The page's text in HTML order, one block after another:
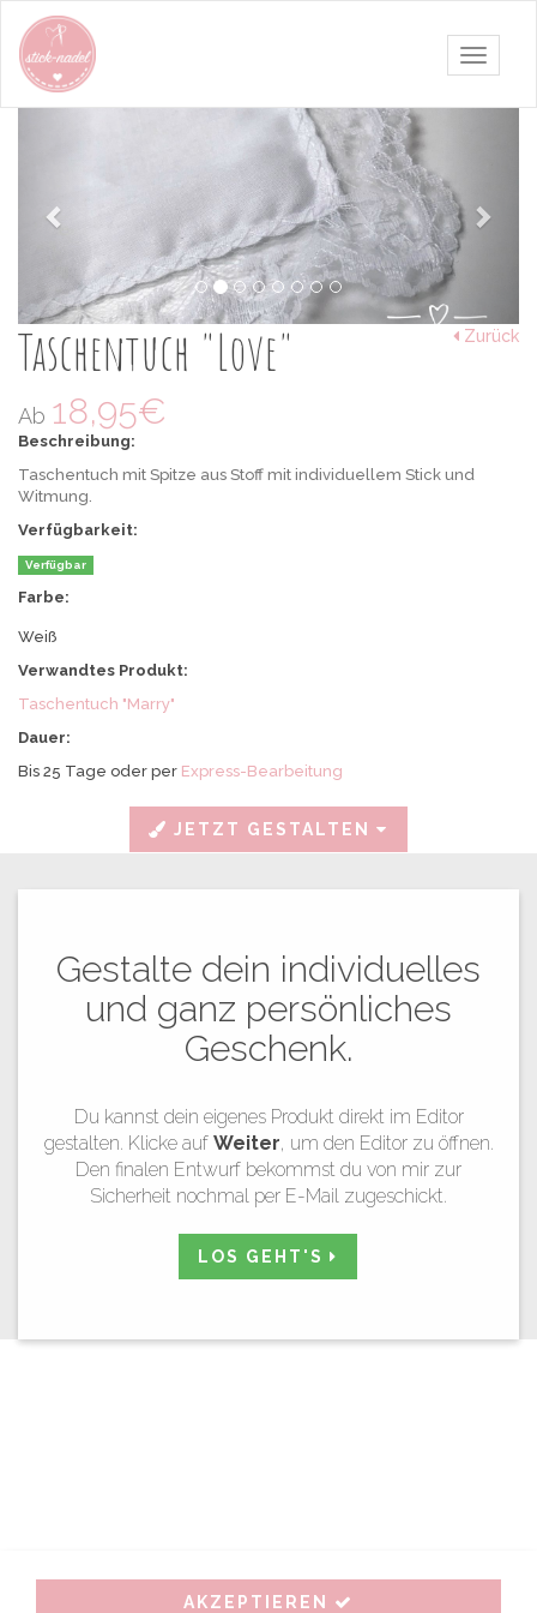
Taschentuch
"Love"
Spitze
aus
mit
Stick
und
Witmung..
Jetzt
Zurück
Taschentuch "Love"
Ab 18,95€
Beschreibung:
Taschentuch mit Spitze aus Stoff mit individuellem Stick und
Witmung.
für
deine
Verfügbarkeit:
Verfügbar
Farbe:
Weiß
Verwandtes Produkt:
Taschentuch "Marry"
Dauer:
Bis 25 Tage oder per Express-Bearbeitung
JETZT GESTALTEN
Gestalte dein individuelles
und ganz persönliches
Geschenk.
Du kannst dein eigenes Produkt direkt im Editor
gestalten. Klicke auf Weiter, um den Editor zu öffnen.
Den finalen Entwurf bekommst du von mir zur
Sicherheit nochmal per E-Mail zugeschickt.
LOS GEHT'S
AKZEPTIEREN